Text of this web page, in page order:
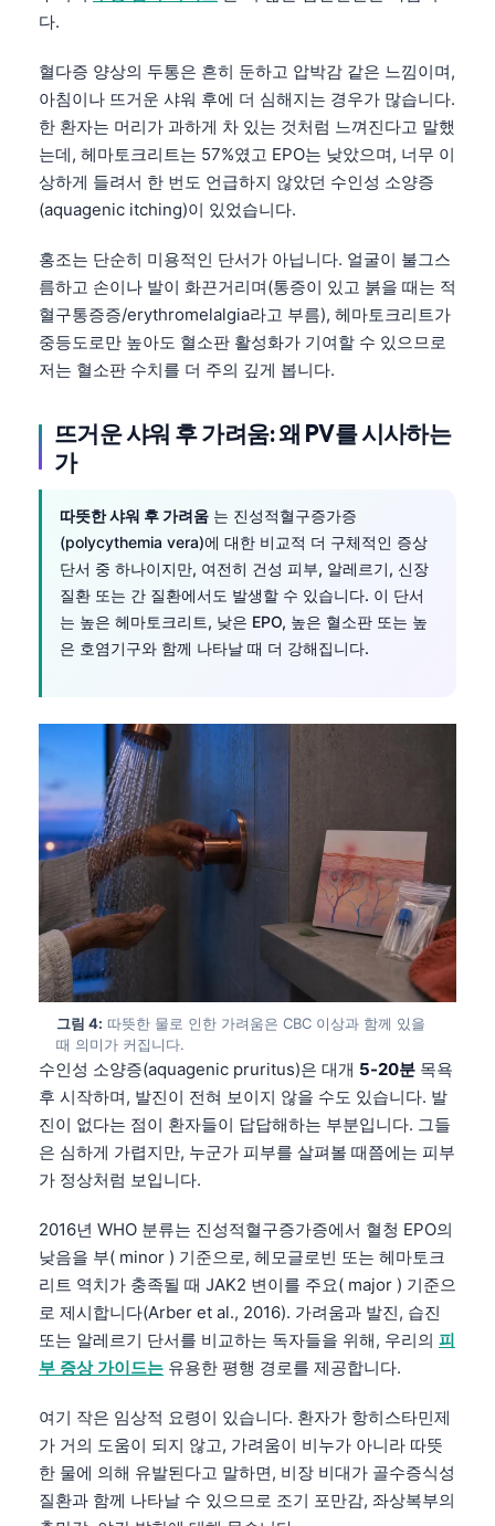
다.
혈다증 양상의 두통은 흔히 둔하고 압박감 같은 느낌이며,
아침이나 뜨거운 샤워 후에 더 심해지는 경우가 많습니다.
한 환자는 머리가 과하게 차 있는 것처럼 느껴진다고 말했
는데, 헤마토크리트는 57%였고 EPO는 낮았으며, 너무 이
상하게 들려서 한 번도 언급하지 않았던 수인성 소양증
(aquagenic itching)이 있었습니다.
홍조는 단순히 미용적인 단서가 아닙니다. 얼굴이 불그스
름하고 손이나 발이 화끈거리며(통증이 있고 붉을 때는 적
혈구통증증/erythromelalgia라고 부름), 헤마토크리트가
중등도로만 높아도 혈소판 활성화가 기여할 수 있으므로
저는 혈소판 수치를 더 주의 깊게 봅니다.
뜨거운 샤워 후 가려움: 왜 PV를 시사하는
가
따뜻한 샤워 후 가려움 는 진성적혈구증가증
(polycythemia vera)에 대한 비교적 더 구체적인 증상
단서 중 하나이지만, 여전히 건성 피부, 알레르기, 신장
질환 또는 간 질환에서도 발생할 수 있습니다. 이 단서
는 높은 헤마토크리트, 낮은 EPO, 높은 혈소판 또는 높
은 호염기구와 함께 나타날 때 더 강해집니다.
그림 4: 따뜻한 물로 인한 가려움은 CBC 이상과 함께 있을
때 의미가 커집니다.
수인성 소양증(aquagenic pruritus)은 대개 5-20분 목욕
후 시작하며, 발진이 전혀 보이지 않을 수도 있습니다. 발
진이 없다는 점이 환자들이 답답해하는 부분입니다. 그들
은 심하게 가렵지만, 누군가 피부를 살펴볼 때쯤에는 피부
가 정상처럼 보입니다.
2016년 WHO 분류는 진성적혈구증가증에서 혈청 EPO의
낮음을 부( minor ) 기준으로, 헤모글로빈 또는 헤마토크
리트 역치가 충족될 때 JAK2 변이를 주요( major ) 기준으
로 제시합니다(Arber et al., 2016). 가려움과 발진, 습진
또는 알레르기 단서를 비교하는 독자들을 위해, 우리의 피
부 증상 가이드는 유용한 평행 경로를 제공합니다.
여기 작은 임상적 요령이 있습니다. 환자가 항히스타민제
가 거의 도움이 되지 않고, 가려움이 비누가 아니라 따뜻
한 물에 의해 유발된다고 말하면, 비장 비대가 골수증식성
질환과 함께 나타날 수 있으므로 조기 포만감, 좌상복부의